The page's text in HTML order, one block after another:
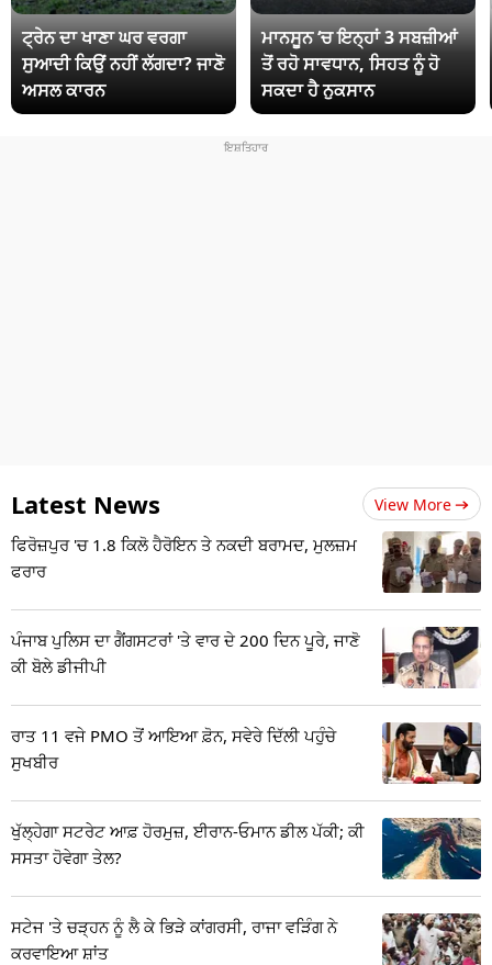
ਟ੍ਰੇਨ ਦਾ ਖਾਣਾ ਘਰ ਵਰਗਾ
ਸੁਆਦੀ ਕਿਉਂ ਨਹੀਂ ਲੱਗਦਾ? ਜਾਣੋ
ਅਸਲ ਕਾਰਨ
ਮਾਨਸੂਨ ‘ਚ ਇਨ੍ਹਾਂ 3 ਸਬਜ਼ੀਆਂ
ਤੋਂ ਰਹੋ ਸਾਵਧਾਨ, ਸਿਹਤ ਨੂੰ ਹੋ
ਸਕਦਾ ਹੈ ਨੁਕਸਾਨ
Latest News View More
ਫਿਰੋਜ਼ਪੁਰ 'ਚ 1.8 ਕਿਲੋ ਹੈਰੋਇਨ ਤੇ ਨਕਦੀ ਬਰਾਮਦ, ਮੁਲਜ਼ਮ
ਫਰਾਰ
ਪੰਜਾਬ ਪੁਲਿਸ ਦਾ ਗੈਂਗਸਟਰਾਂ 'ਤੇ ਵਾਰ ਦੇ 200 ਦਿਨ ਪੂਰੇ, ਜਾਣੋ
ਕੀ ਬੋਲੇ ਡੀਜੀਪੀ
ਰਾਤ 11 ਵਜੇ PMO ਤੋਂ ਆਇਆ ਫ਼ੋਨ, ਸਵੇਰੇ ਦਿੱਲੀ ਪਹੁੰਚੇ
ਸੁਖਬੀਰ
ਖੁੱਲ੍ਹੇਗਾ ਸਟਰੇਟ ਆਫ਼ ਹੋਰਮੁਜ਼, ਈਰਾਨ-ਓਮਾਨ ਡੀਲ ਪੱਕੀ; ਕੀ
ਸਸਤਾ ਹੋਵੇਗਾ ਤੇਲ?
ਸਟੇਜ 'ਤੇ ਚੜ੍ਹਨ ਨੂੰ ਲੈ ਕੇ ਭਿੜੇ ਕਾਂਗਰਸੀ, ਰਾਜਾ ਵੜਿੰਗ ਨੇ
ਕਰਵਾਇਆ ਸ਼ਾਂਤ